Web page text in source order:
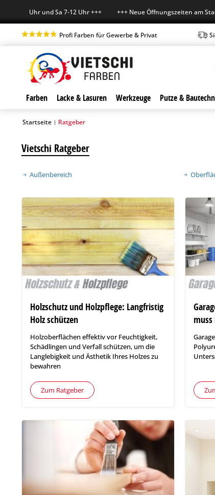
und Sa 7-12 Uhr +++ +++ Neue Öffnungszeiten am Standort in
Profi Farben für Gewerbe & Privat
Farben Lacke & Lasuren Werkzeuge Putze &
Startseite | Ratgeber
Vietschi Ratgeber
Außenbereich
Holzschutz und Holzpflege: Langfristig
Holz schützen
Holzoberflächen effektiv vor Feuchtigkeit,
Schädlingen und Verfall schützen, um die
Langlebigkeit und Ästhetik Ihres Holzes zu
bewahren
Zum Ratgeber